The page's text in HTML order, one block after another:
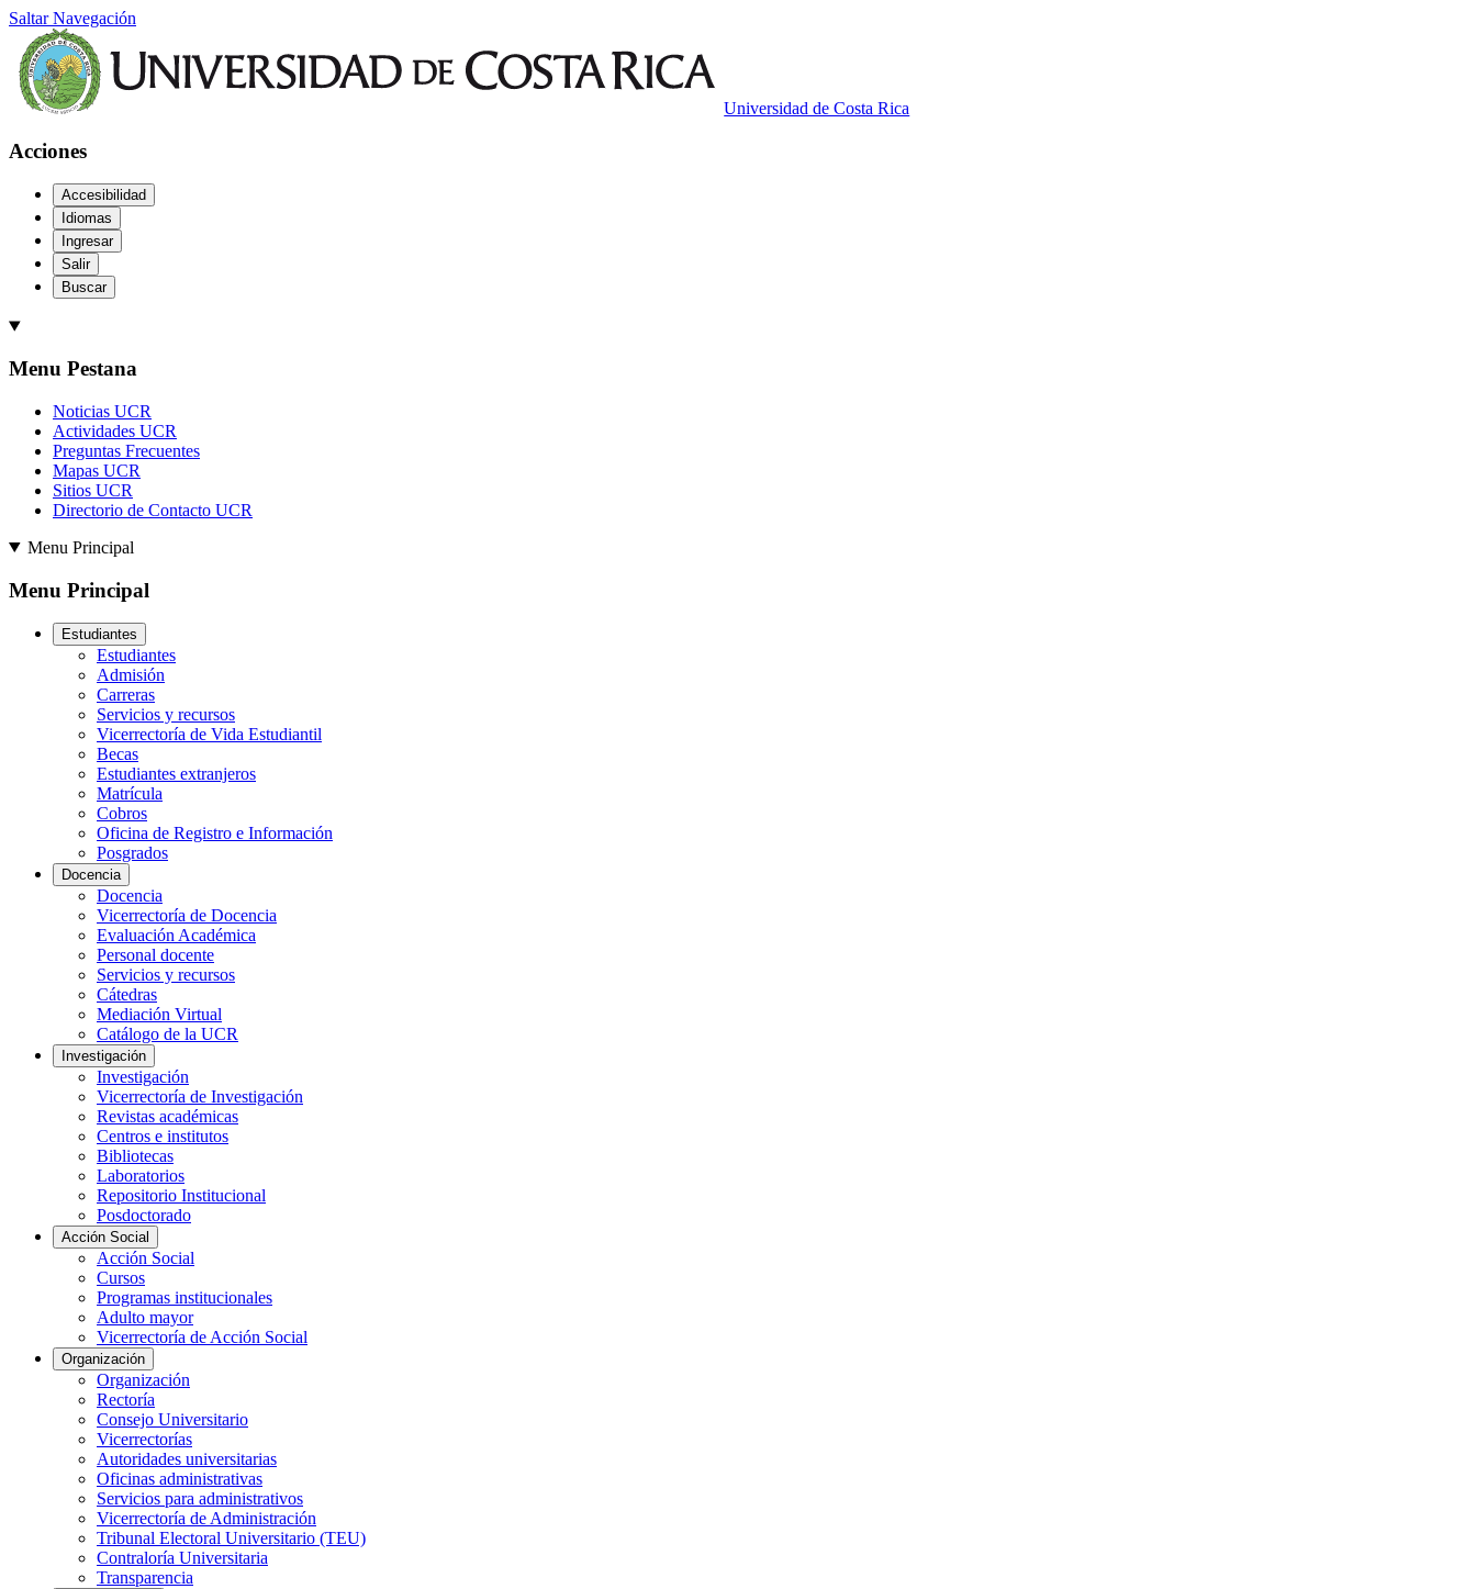
Saltar Navegación
Universidad de Costa Rica
Acciones
Accesibilidad
Idiomas
Ingresar
Salir
Buscar
Menu Pestana
Noticias UCR
Actividades UCR
Preguntas Frecuentes
Mapas UCR
Sitios UCR
Directorio de Contacto UCR
Menu Principal
Menu Principal
Estudiantes
Estudiantes
Admisión
Carreras
Servicios y recursos
Vicerrectoría de Vida Estudiantil
Becas
Estudiantes extranjeros
Matrícula
Cobros
Oficina de Registro e Información
Posgrados
Docencia
Docencia
Vicerrectoría de Docencia
Evaluación Académica
Personal docente
Servicios y recursos
Cátedras
Mediación Virtual
Catálogo de la UCR
Investigación
Investigación
Vicerrectoría de Investigación
Revistas académicas
Centros e institutos
Bibliotecas
Laboratorios
Repositorio Institucional
Posdoctorado
Acción Social
Acción Social
Cursos
Programas institucionales
Adulto mayor
Vicerrectoría de Acción Social
Organización
Organización
Rectoría
Consejo Universitario
Vicerrectorías
Autoridades universitarias
Oficinas administrativas
Servicios para administrativos
Vicerrectoría de Administración
Tribunal Electoral Universitario (TEU)
Contraloría Universitaria
Transparencia